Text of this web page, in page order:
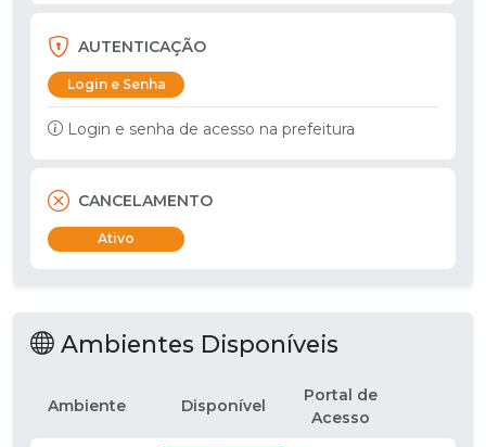
AUTENTICAÇÃO
Login e Senha
Login e senha de acesso na prefeitura
CANCELAMENTO
Ativo
Ambientes Disponíveis
Ambiente Disponível
Portal de
Acesso